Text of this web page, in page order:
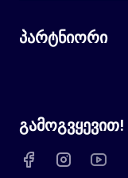
პარტნიორი
გამოგვყევით!